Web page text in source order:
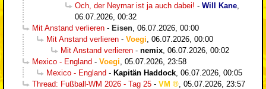
Och, der Neymar ist ja auch dabei! - Will Kane
06.07.2026, 00:32
Mit Anstand verlieren - Eisen 06.07.2026, 00:00
Mit Anstand verlieren - Voegi 06.07.2026, 00:00
Mit Anstand verlieren - nemix 06.07.2026, 00:02
Mexico - England - Voegi 05.07.2026, 23:58
Mexico - England - Kapitän Haddock 06.07.2026, 00:05
Thread: Fußball-WM 2026 - Tag 25 - VM
05.07.2026, 23:57